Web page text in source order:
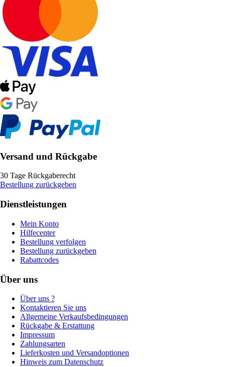
Versand und Rückgabe
30 Tage Rückgaberecht
Bestellung zurückgeben
Dienstleistungen
Mein Konto
Hilfecenter
Bestellung verfolgen
Bestellung zurückgeben
Rabattcodes
Über uns
Über uns ?
Kontaktieren Sie uns
Allgemeine Verkaufsbedingungen
Rückgabe & Erstattung
Impressum
Zahlungsarten
Lieferkosten und Versandoptionen
Hinweis zum Datenschutz